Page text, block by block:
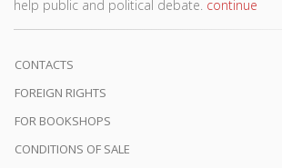
help public and political debate. continue
CONTACTS
FOREIGN RIGHTS
FOR BOOKSHOPS
CONDITIONS OF SALE